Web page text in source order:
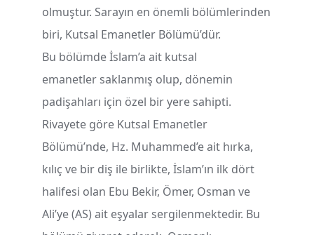
olmuştur. Sarayın en önemli bölümlerinden
biri, Kutsal Emanetler Bölümü’dür.
Bu bölümde İslam’a ait kutsal
emanetler saklanmış olup, dönemin
padişahları için özel bir yere sahipti.
Rivayete göre Kutsal Emanetler
Bölümü’nde, Hz. Muhammed’e ait hırka,
kılıç ve bir diş ile birlikte, İslam’ın ilk dört
halifesi olan Ebu Bekir, Ömer, Osman ve
Ali’ye (AS) ait eşyalar sergilenmektedir. Bu